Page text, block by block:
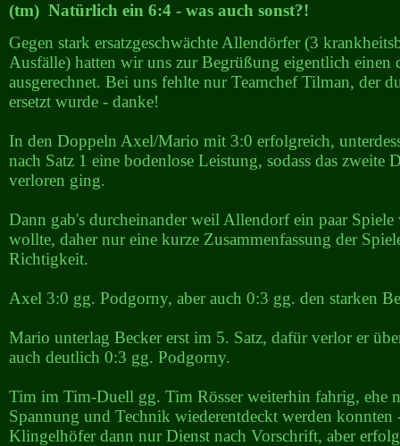
(tm) Natürlich ein 6:4 - was auch sonst?!
Gegen stark ersatzgeschwächte Allendörfer (3
Ausfälle) hatten wir uns zur Begrüßung eigentlich einen
ausgerechnet. Bei uns fehlte nur Teamchef Tilman, der
ersetzt wurde - danke!
In den Doppeln Axel/Mario mit 3:0 erfolgreich,
nach Satz 1 eine bodenlose Leistung, sodass das zweite
verloren ging.
Dann gab's durcheinander weil Allendorf ein paar Spiele
wollte, daher nur eine kurze Zusammenfassung der
Richtigkeit.
Axel 3:0 gg. Podgorny, aber auch 0:3 gg. den starken
Mario unterlag Becker erst im 5. Satz, dafür verlor er
auch deutlich 0:3 gg. Podgorny.
Tim im Tim-Duell gg. Tim Rösser weiterhin fahrig, ehe
Spannung und Technik wiederentdeckt werden konnten
Klingelhöfer dann nur Dienst nach Vorschrift, aber